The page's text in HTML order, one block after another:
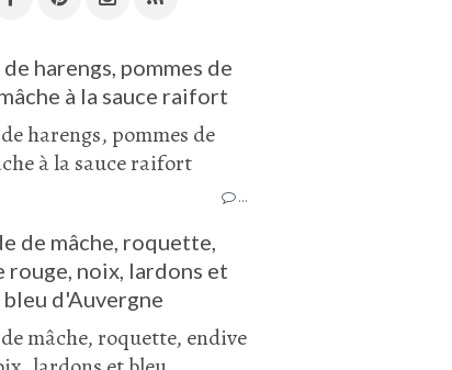
harengs, pommes de
à la sauce raifort
…
de mâche, roquette,
rouge, noix, lardons et
bleu d'Auvergne